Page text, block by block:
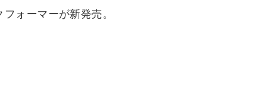
ォーマーが新発売。